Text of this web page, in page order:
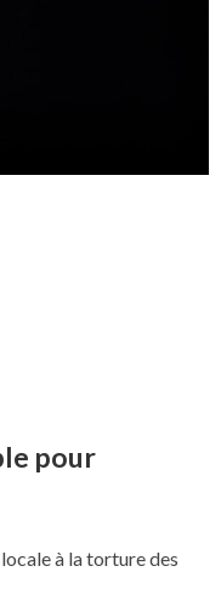
pour
à la torture des